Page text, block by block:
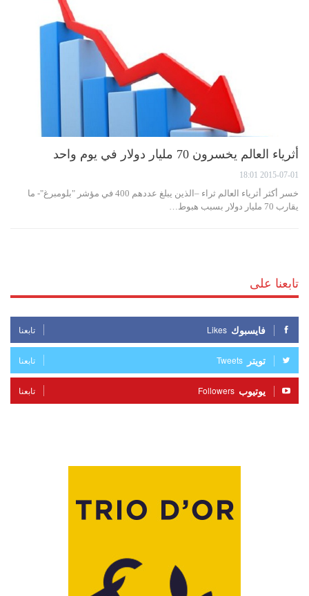
أثرياء العالم يخسرون 70 مليار دولار في يوم واحد
2015-07-01 18:01
خسر أكثر أثرياء العالم ثراء –الذين يبلغ عددهم 400 في مؤشر "بلومبرغ"- ما
يقارب 70 مليار دولار بسبب هبوط…
تابعنا على
فايسبوك Likes تابعنا
تويتر Tweets تابعنا
يوتيوب Followers تابعنا